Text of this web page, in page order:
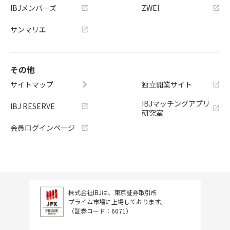
IBJメンバーズ
サンマリエ
ZWEI
その他
サイトマップ
IBJ RESERVE
会員ログインページ
独立開業サイト
IBJマッチングアプリ
研究室
株式会社IBJは、東京証券取引所
プライム市場に上場しております。
（証券コード：6071）